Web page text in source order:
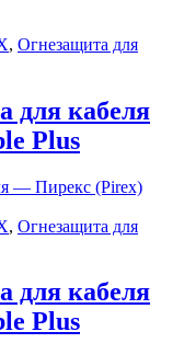
, Огнезащита для
для кабеля
Plus
, Огнезащита для
для кабеля
Plus